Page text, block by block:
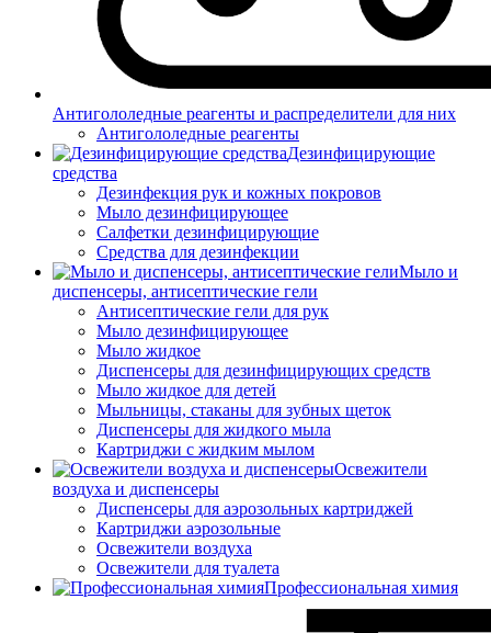
Антигололедные реагенты и распределители для них
Антигололедные реагенты
Дезинфицирующие
средства
Дезинфекция рук и кожных покровов
Мыло дезинфицирующее
Салфетки дезинфицирующие
Средства для дезинфекции
Мыло и
диспенсеры, антисептические гели
Антисептические гели для рук
Мыло дезинфицирующее
Мыло жидкое
Диспенсеры для дезинфицирующих средств
Мыло жидкое для детей
Мыльницы, стаканы для зубных щеток
Диспенсеры для жидкого мыла
Картриджи с жидким мылом
Освежители
воздуха и диспенсеры
Диспенсеры для аэрозольных картриджей
Картриджи аэрозольные
Освежители воздуха
Освежители для туалета
Профессиональная химия